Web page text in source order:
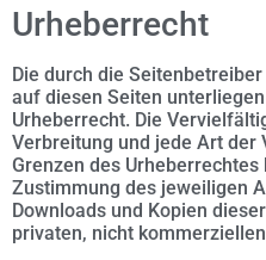
Urheberrecht
Die durch die
auf diesen Seiten
Urheberrecht. Die
Verbreitung und jede Art
Grenzen des
Zustimmung des jeweiligen
Downloads und Kopien
privaten, nicht